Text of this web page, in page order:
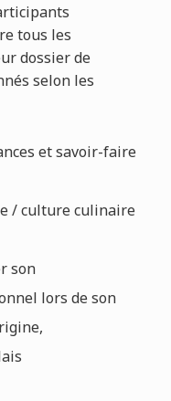
tous les
dossier de
selon les
et savoir-faire
/ culture culinaire
son
lors de son